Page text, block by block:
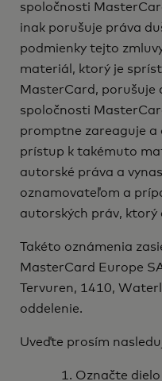
spoločnosti
inak porušuje práva
podmienky tejto
materiál, ktorý je
MasterCard, porušuje
spoločnosti
promptne zareaguje a
prístup k takémuto
autorské práva a
oznamovateľom a
autorských práv, ktorý
Takéto oznámenia
MasterCard Europe
Tervuren, 1410,
oddelenie.
Uveďte prosím
Označte